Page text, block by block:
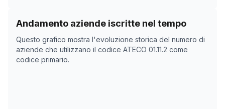
Andamento aziende iscritte nel tempo
Questo grafico mostra l'evoluzione storica del numero di
aziende che utilizzano il codice ATECO 01.11.2 come
codice primario.
Storico numero di aziende con codice ATECO
Data rilevazione
13/04/2025
2313
08/11/2025